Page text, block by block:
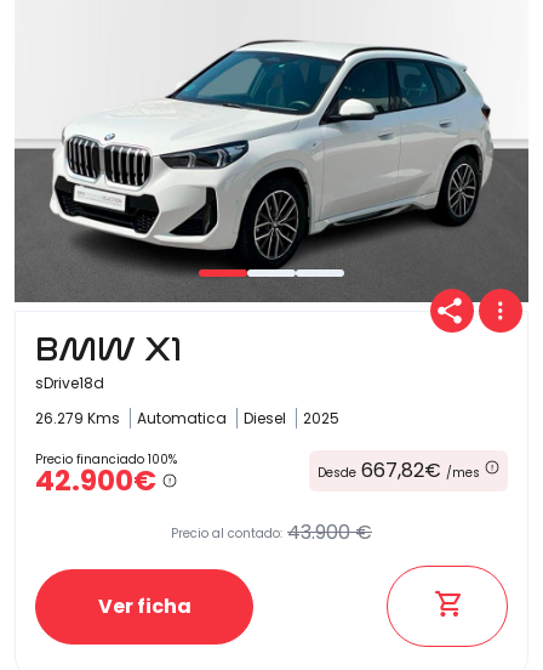
Año
Kilómetros
Combustible
(Elige una o varias opciones)
Etiqueta medioambiental
BMW X1
sDrive18d
26.279 Kms
Automatica Diesel 2025
Precio financiado 100%
42.900€ Desde 667,82€ /mes
Precio al contado: 43.900 €
Ver ficha